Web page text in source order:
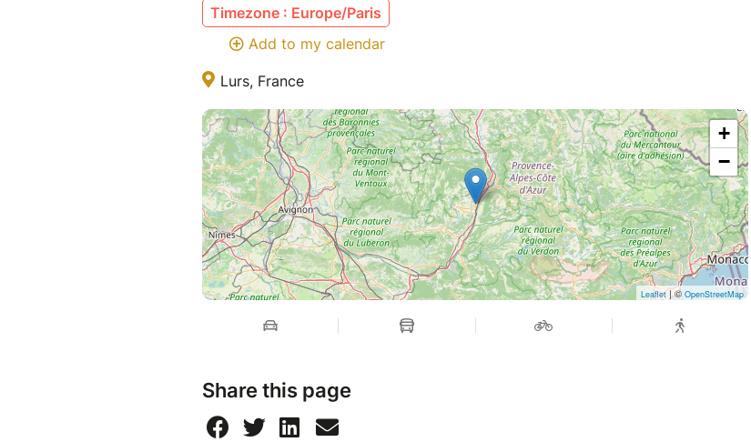
Timezone : Europe/Paris
Add to my calendar
Lurs, France
+
−
Leaflet| © OpenStreetMap
Share this page